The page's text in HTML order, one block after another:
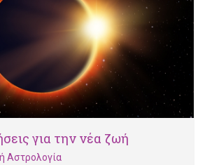
για την νέα ζωή
Αστρολογία